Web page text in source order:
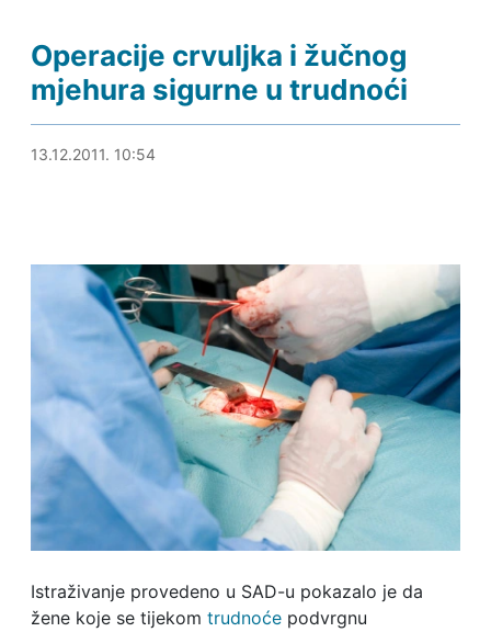
Operacije crvuljka i žučnog
mjehura sigurne u trudnoći
14.12.2011. 00:32
13.12.2011. 10:54
Istraživanje provedeno u SAD-u pokazalo je da
žene koje se tijekom trudnoćepodvrgnu